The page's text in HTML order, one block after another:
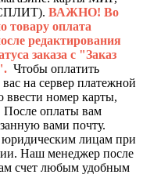
ВАЖНО! Во
товару оплата
редактирования
заказа с "Заказ
Чтобы оплатить
на сервер платежной
ввести номер карты,
После оплаты вам
вами почту.
юридическим лицам при
Наш менеджер после
счет любым удобным